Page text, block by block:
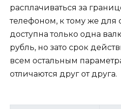
расплачиваться за
телефоном, к тому же для
доступна только одна
рубль, но зато срок
всем остальным
отличаются друг от друга.